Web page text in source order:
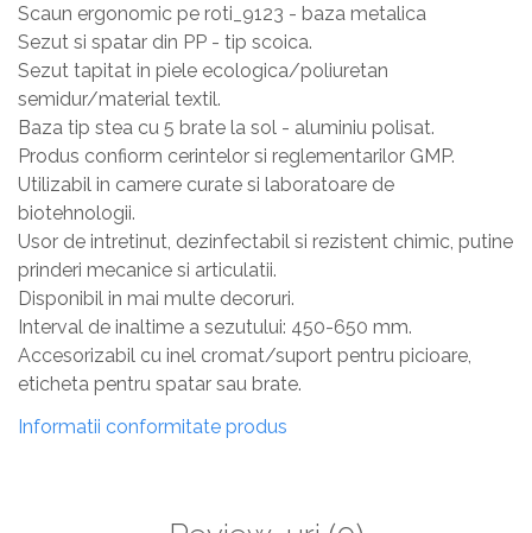
Scaun ergonomic pe roti_9123 - baza metalica
Sezut si spatar din PP - tip scoica.
Sezut tapitat in piele ecologica/poliuretan
semidur/material textil.
Baza tip stea cu 5 brate la sol - aluminiu polisat.
Produs confiorm cerintelor si reglementarilor GMP.
Utilizabil in camere curate si laboratoare de
biotehnologii.
Usor de intretinut, dezinfectabil si rezistent chimic, putine
prinderi mecanice si articulatii.
Disponibil in mai multe decoruri.
Interval de inaltime a sezutului: 450-650 mm.
Accesorizabil cu inel cromat/suport pentru picioare,
eticheta pentru spatar sau brate.
Informatii conformitate produs